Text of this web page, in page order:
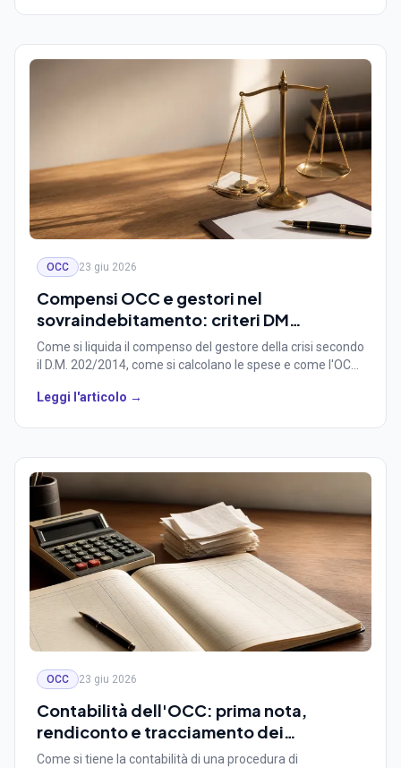
OCC 23 giu 2026
Compensi OCC e gestori nel
sovraindebitamento: criteri DM
202/2014, spese e distribuzione
Come si liquida il compenso del gestore della crisi secondo
il D.M. 202/2014, come si calcolano le spese e come l'OCC
Leggi l'articolo →
OCC 23 giu 2026
Contabilità dell'OCC: prima nota,
rendiconto e tracciamento dei
pagamenti nel sovraindebitamento
Come si tiene la contabilità di una procedura di